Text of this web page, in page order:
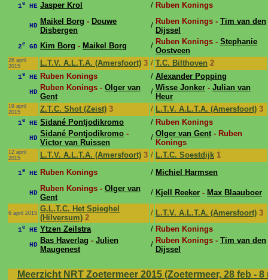
1e HE Jasper Krol / Ruben Konings
HD Maikel Borg - Douwe
Disbergen
/ Ruben Konings - Tim van den
Dijssel
2e GD Kim Borg - Maikel Borg / Ruben Konings - Stephanie
Oostveen
26 april
2015
L.T.V. A.L.T.A. (Amersfoort) 3 / T.C. Bilthoven 2
1e HE Ruben Konings / Alexander Popping
HD Ruben Konings - Olger van
Gent
/ Wisse Jonker - Julian van
Heur
19 april
2015
Z.T.C. Shot (Zeist) 3 / L.T.V. A.L.T.A. (Amersfoort) 3
1e HE Sidané Pontjodikromo / Ruben Konings
HD Sidané Pontjodikromo -
Victor van Ruissen
/ Olger van Gent- Ruben
Konings
12 april
2015
L.T.V. A.L.T.A. (Amersfoort) 3 / L.T.C. Soestdijk 1
1e HE Ruben Konings / Michiel Harmsen
HD Ruben Konings - Olger van
Gent
/ Kjell Reeker - Max Blaauboer
6 april 2015 G.L.T.C. Het Spieghel
(Hilversum) 2
/ L.T.V. A.L.T.A. (Amersfoort) 3
1e HE Ytzen Zeilstra / Ruben Konings
HD Bas Haverlag - Julien
Maugenest
/ Ruben Konings - Tim van den
Dijssel
Meerzicht NRT Zoetermeer 2015 (Zoetermeer, 28 feb -